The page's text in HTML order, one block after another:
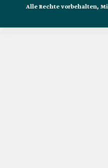
Alle Rechte vorbehalten,